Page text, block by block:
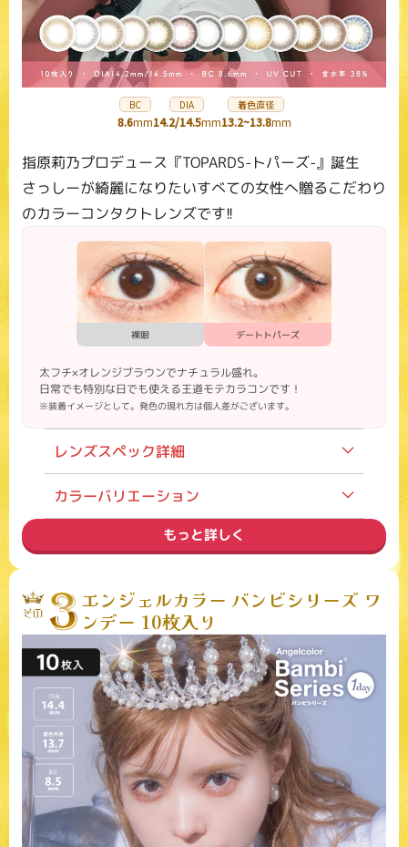
BC
8.6mm
DIA
14.2/14.5mm
着色直径
13.2~13.8mm
指原莉乃プロデュース『TOPARDS-トパーズ-』誕生
さっしーが綺麗になりたいすべての女性へ贈るこだわり
のカラーコンタクトレンズです!!
裸眼 デートトパーズ
太フチ×オレンジブラウンでナチュラル盛れ。
日常でも特別な日でも使える王道モテカラコンです！
※装着イメージとして。発色の現れ方は個人差がございます。
レンズスペック詳細
装用期間
1day
1箱10枚入り
モデル
含水率
38%
主なカラー
デートトパーズ・ストロベリークォ
ーツ・ガーネット
カラーバリエーション
もっと詳しく
エンジェルカラー バンビシリーズ ワ
ンデー 10枚入り